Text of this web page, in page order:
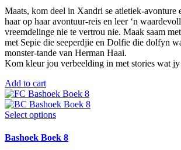
chosen
on
the
product
page
Maats, kom deel in Xandri se atletiek-avonture
haar op haar avontuur-reis en leer ‘n
vreemdelinge nie te vertrou nie. Maak saam
met Sepie die seeperdjie en Dolfie die dolfyn
monster-tande van Herman Haai.
Kom kleur jou verbeelding in met stories wat jy
Add to cart
Select optionsThis
has
Bashoek Boek 8